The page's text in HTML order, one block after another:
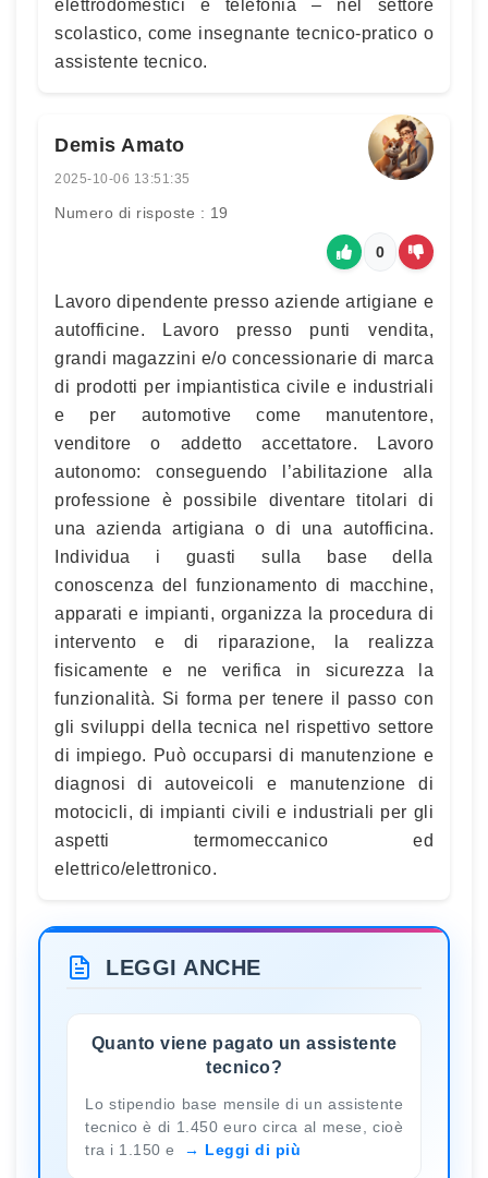
elettrodomestici e telefonia – nel settore
scolastico, come insegnante tecnico-pratico o
assistente tecnico.
Demis Amato
2025-10-06 13:51:35
Numero di risposte : 19
0
Lavoro dipendente presso aziende artigiane e
autofficine. Lavoro presso punti vendita,
grandi magazzini e/o concessionarie di marca
di prodotti per impiantistica civile e industriali
e per automotive come manutentore,
venditore o addetto accettatore. Lavoro
autonomo: conseguendo l’abilitazione alla
professione è possibile diventare titolari di
una azienda artigiana o di una autofficina.
Individua i guasti sulla base della
conoscenza del funzionamento di macchine,
apparati e impianti, organizza la procedura di
intervento e di riparazione, la realizza
fisicamente e ne verifica in sicurezza la
funzionalità. Si forma per tenere il passo con
gli sviluppi della tecnica nel rispettivo settore
di impiego. Può occuparsi di manutenzione e
diagnosi di autoveicoli e manutenzione di
motocicli, di impianti civili e industriali per gli
aspetti termomeccanico ed
elettrico/elettronico.
LEGGI ANCHE
Quanto viene pagato un assistente
tecnico?
Lo stipendio base mensile di un assistente
tecnico è di 1.450 euro circa al mese, cioè
tra i 1.150 e
Leggi di più